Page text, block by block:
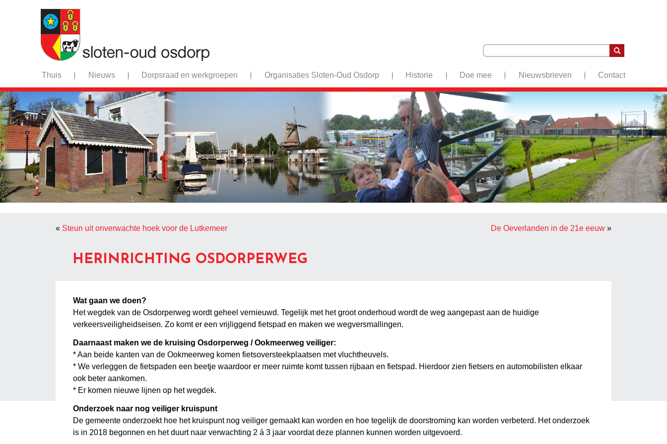
Thuis Nieuws Dorpsraad en werkgroepen Organisaties Sloten-Oud Osdorp Historie Doe mee Nieuwsbrieven Contact
« Steun uit onverwachte hoek voor de Lutkemeer De Oeverlanden in de 21e eeuw »
HERINRICHTING OSDORPERWEG
Wat gaan we doen?
Het wegdek van de Osdorperweg wordt geheel vernieuwd. Tegelijk met het groot onderhoud wordt de weg aangepast aan de huidige
verkeersveiligheidseisen. Zo komt er een vrijliggend fietspad en maken we wegversmallingen.
Daarnaast maken we de kruising Osdorperweg / Ookmeerweg veiliger:
* Aan beide kanten van de Ookmeerweg komen fietsoversteekplaatsen met vluchtheuvels.
* We verleggen de fietspaden een beetje waardoor er meer ruimte komt tussen rijbaan en fietspad. Hierdoor zien fietsers en automobilisten elkaar
ook beter aankomen.
* Er komen nieuwe lijnen op het wegdek.
Onderzoek naar nog veiliger kruispunt
De gemeente onderzoekt hoe het kruispunt nog veiliger gemaakt kan worden en hoe tegelijk de doorstroming kan worden verbeterd. Het onderzoek
is in 2018 begonnen en het duurt naar verwachting 2 á 3 jaar voordat deze plannen kunnen worden uitgevoerd.